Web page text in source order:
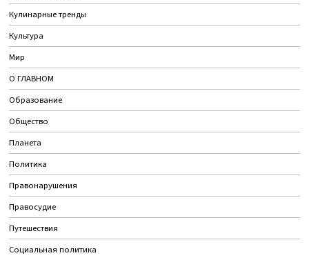
Кулинарные тренды
Культура
Мир
О ГЛАВНОМ
Образование
Общество
Планета
Политика
Правонарушения
Правосудие
Путешествия
Социальная политика